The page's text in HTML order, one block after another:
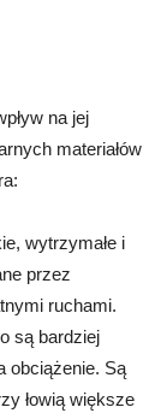
na jej
materiałów
wytrzymałe i
przez
ruchami.
są bardziej
obciążenie. Są
łowią większe